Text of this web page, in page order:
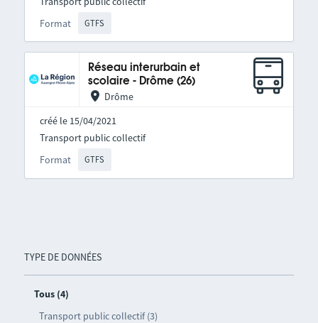
TYPE DE DONNÉES
Tous (4)
Transport public collectif (3)
Format GTFS
Réseau interurbain et
scolaire - Drôme (26)
Drôme
créé le 15/04/2021
Format GTFS
Transport public collectif